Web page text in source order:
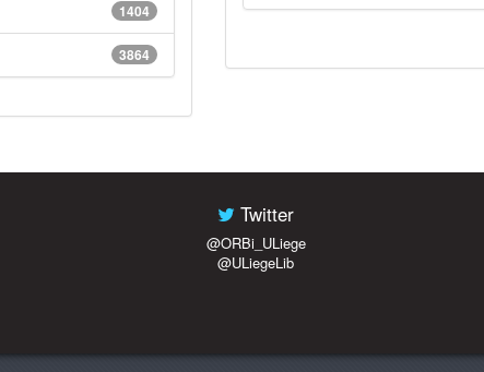
1404
3864
Twitter
@ORBi_ULiege
@ULiegeLib